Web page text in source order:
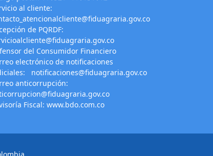
al cliente:
de PQRDF:
del Consumidor Financiero
electrónico de notificaciones
notificaciones@fiduagraria.gov.co
anticorrupción:
Fiscal: www.bdo.com.co